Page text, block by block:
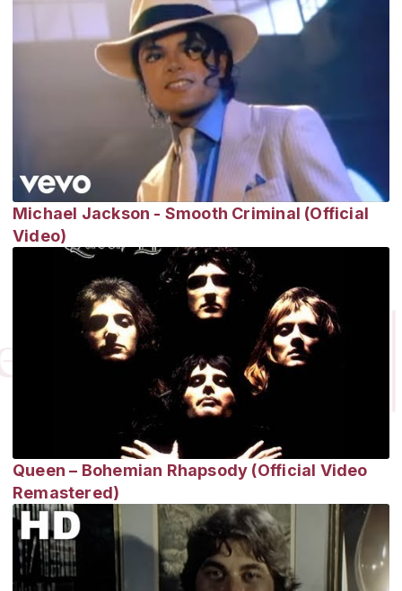
Michael Jackson - Smooth Criminal (Official
Video)
Queen – Bohemian Rhapsody (Official Video
Remastered)